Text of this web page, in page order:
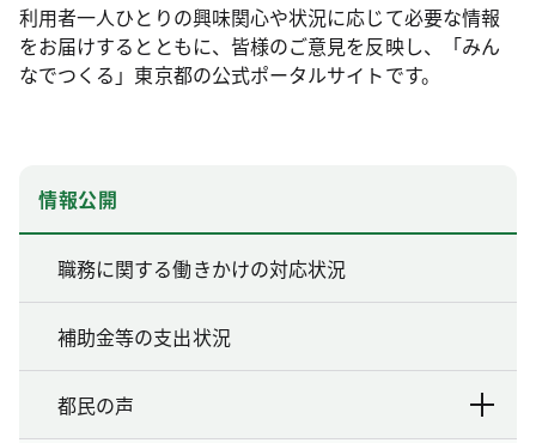
利用者一人ひとりの興味関心や状況に応じて必要な情報
をお届けするとともに、皆様のご意見を反映し、「みん
なでつくる」東京都の公式ポータルサイトです。
情報公開
職務に関する働きかけの対応状況
補助金等の支出状況
都民の声